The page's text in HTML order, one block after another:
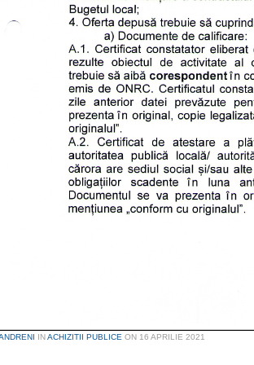
INACHIZITII PUBLICE ON 16 APRILIE 2021